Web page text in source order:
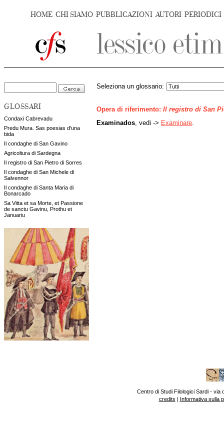
HOME CHI SIAMO PUBBLICAZIONI AUTORI PERIODICI
GLOSSARI
Condaxi Cabrevadu
Predu Mura. Sas poesias d'una
bida
Il condaghe di San Gavino
Agricoltura di Sardegna
Il registro di San Pietro di Sorres
Il condaghe di San Michele di
Salvennor
Il condaghe di Santa Maria di
Bonarcado
Sa Vitta et sa Morte, et Passione
de sanctu Gavinu, Prothu et
Januariu
Seleziona un glossario:
Opera di riferimento: Il registro di San
Examinados , vedi -> Examinare
Centro di Studi Filologici Sardi - via
credits | Informativa sulla